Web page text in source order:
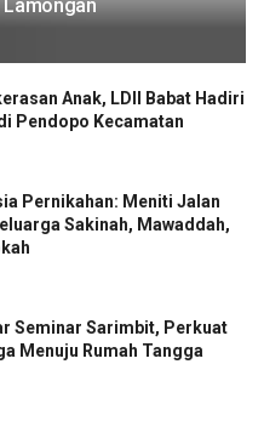
Lamongan
Anak, LDII Babat Hadiri
Pendopo Kecamatan
Pernikahan: Meniti Jalan
Sakinah, Mawaddah,
Seminar Sarimbit, Perkuat
Menuju Rumah Tangga